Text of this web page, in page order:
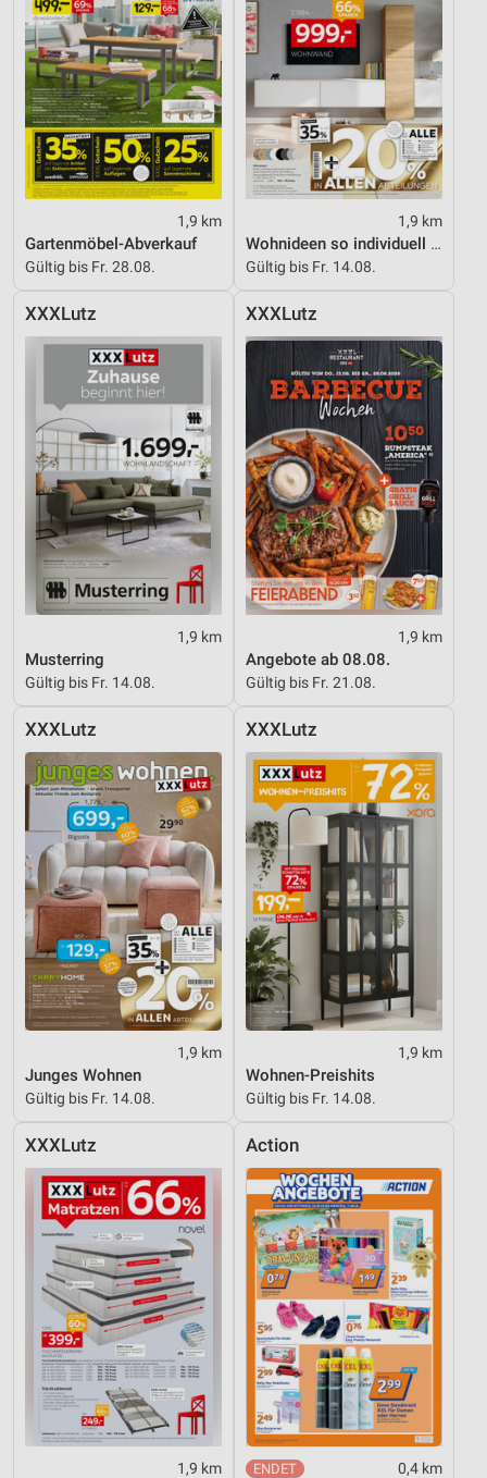
1,9 km
Gartenmöbel-Abverkauf
Gültig bis Fr. 28.08.
1,9 km
Wohnideen so individuell wie du!
Gültig bis Fr. 14.08.
XXXLutz
1,9 km
Musterring
Gültig bis Fr. 14.08.
XXXLutz
1,9 km
Angebote ab 08.08.
Gültig bis Fr. 21.08.
XXXLutz
1,9 km
Junges Wohnen
Gültig bis Fr. 14.08.
XXXLutz
1,9 km
Wohnen-Preishits
Gültig bis Fr. 14.08.
XXXLutz
1,9 km
Action
0,4 km